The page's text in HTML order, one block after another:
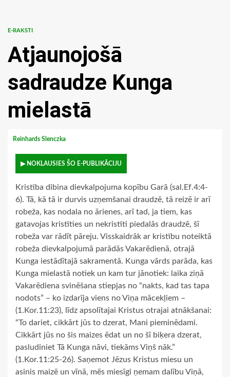
E-RAKSTI
Atjaunojošā
sadraudze Kunga
mielastā
Reinhards Slenczka
▶ NOKLAUSIES ŠO E-PUBLIKĀCIJU
Kristība dibina dievkalpojuma kopību Garā (sal.Ef.4:4-
6). Tā, kā tā ir durvis uzņemšanai draudzē, tā reizē ir arī
robeža, kas nodala no ārienes, arī tad, ja tiem, kas
gatavojas kristīties un nekristīti piedalās draudzē, šī
robeža var rādīt pāreju. Visskaidrāk ar kristību noteiktā
robeža dievkalpojumā parādās Vakarēdienā, otrajā
Kunga iestādītajā sakramentā. Kunga vārds parāda, kas
Kunga mielastā notiek un kam tur jānotiek: laika ziņā
Vakarēdiena svinēšana stiepjas no “nakts, kad tas tapa
nodots” – ko izdarīja viens no Viņa mācekļiem –
(1.Kor.11:23), līdz apsolītajai Kristus otrajai atnākšanai:
“To dariet, cikkārt jūs to dzerat, Mani pieminēdami.
Cikkārt jūs no šis maizes ēdat un no šī biķera dzerat,
pasludiniet Tā Kunga nāvi, tiekāms Viņš nāk.”
(1.Kor.11:25-26). Saņemot Jēzus Kristus miesu un
asinis maizē un vīnā, mēs miesīgi ņemam dalību Viņā,